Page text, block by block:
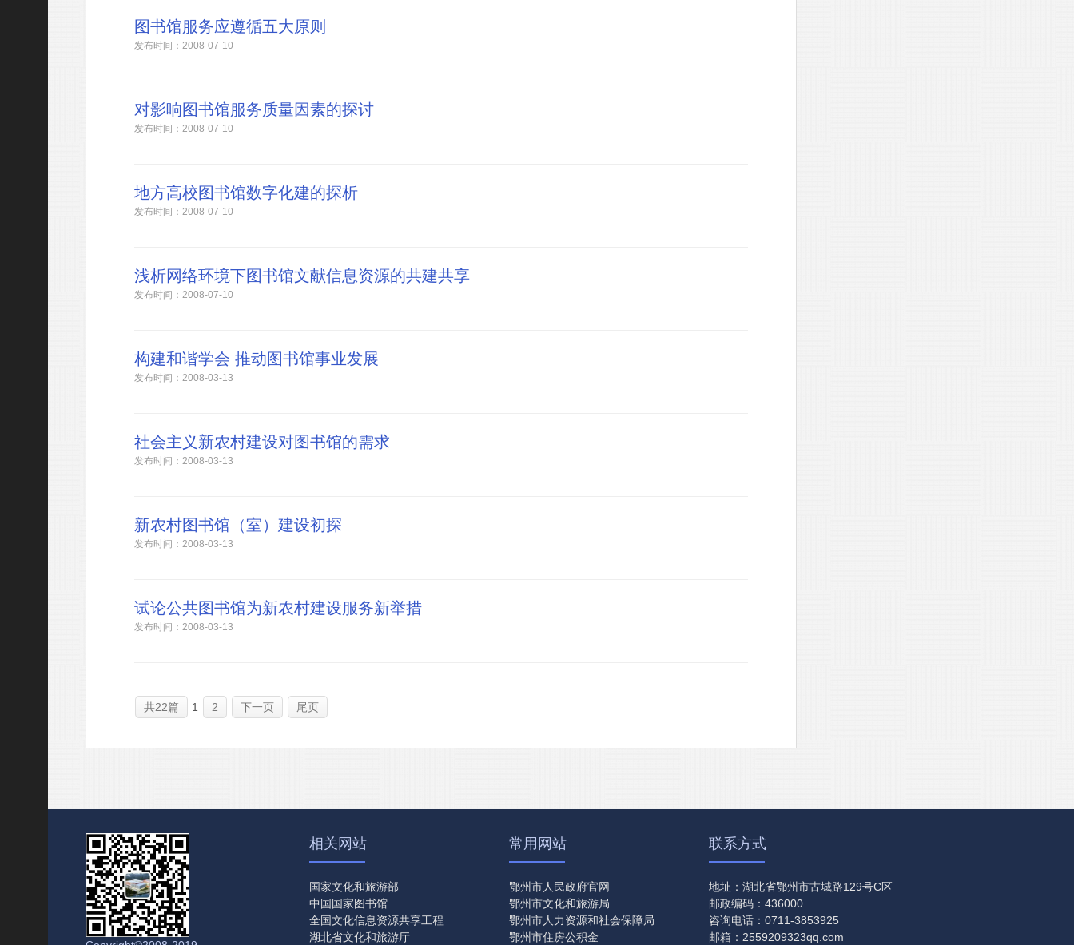
图书馆服务应遵循五大原则
发布时间：2008-07-10
对影响图书馆服务质量因素的探讨
发布时间：2008-07-10
地方高校图书馆数字化建的探析
发布时间：2008-07-10
浅析网络环境下图书馆文献信息资源的共建共享
发布时间：2008-07-10
构建和谐学会 推动图书馆事业发展
发布时间：2008-03-13
社会主义新农村建设对图书馆的需求
发布时间：2008-03-13
新农村图书馆（室）建设初探
发布时间：2008-03-13
试论公共图书馆为新农村建设服务新举措
发布时间：2008-03-13
共22篇 1 2 下一页 尾页
相关网站
国家文化和旅游部
中国国家图书馆
全国文化信息资源共享工程
湖北省文化和旅游厅
常用网站
鄂州市人民政府官网
鄂州市文化和旅游局
鄂州市人力资源和社会保障局
鄂州市住房公积金
联系方式
地址：湖北省鄂州市古城路129号C区
邮政编码：436000
咨询电话：0711-3853925
邮箱：2559209323qq.com